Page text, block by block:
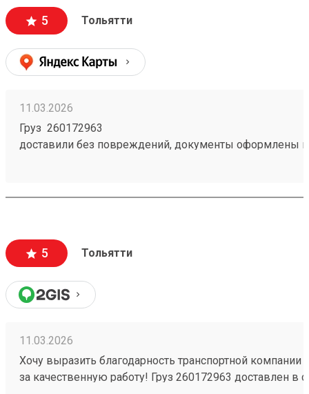
5 Тольятти
11.03.2026
Груз 260172963
доставили без повреждений, документы оформлены
5 Тольятти
11.03.2026
Хочу выразить благодарность транспортной компании
за качественную работу! Груз 260172963 доставлен в